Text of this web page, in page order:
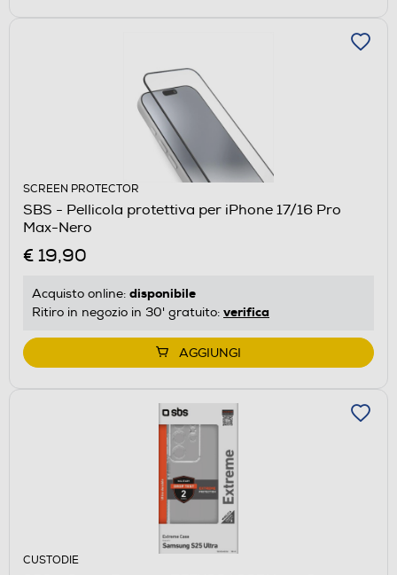
SCREEN PROTECTOR
SBS - Pellicola protettiva per iPhone 17/16 Pro
Max-Nero
€ 19,90
Acquisto online: disponibile
Ritiro in negozio in 30' gratuito: verifica
AGGIUNGI
CUSTODIE